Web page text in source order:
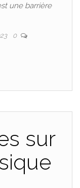
une barrière
0
sur